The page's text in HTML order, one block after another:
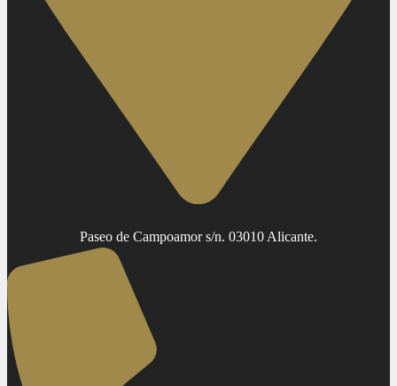
Paseo de Campoamor s/n. 03010 Alicante.